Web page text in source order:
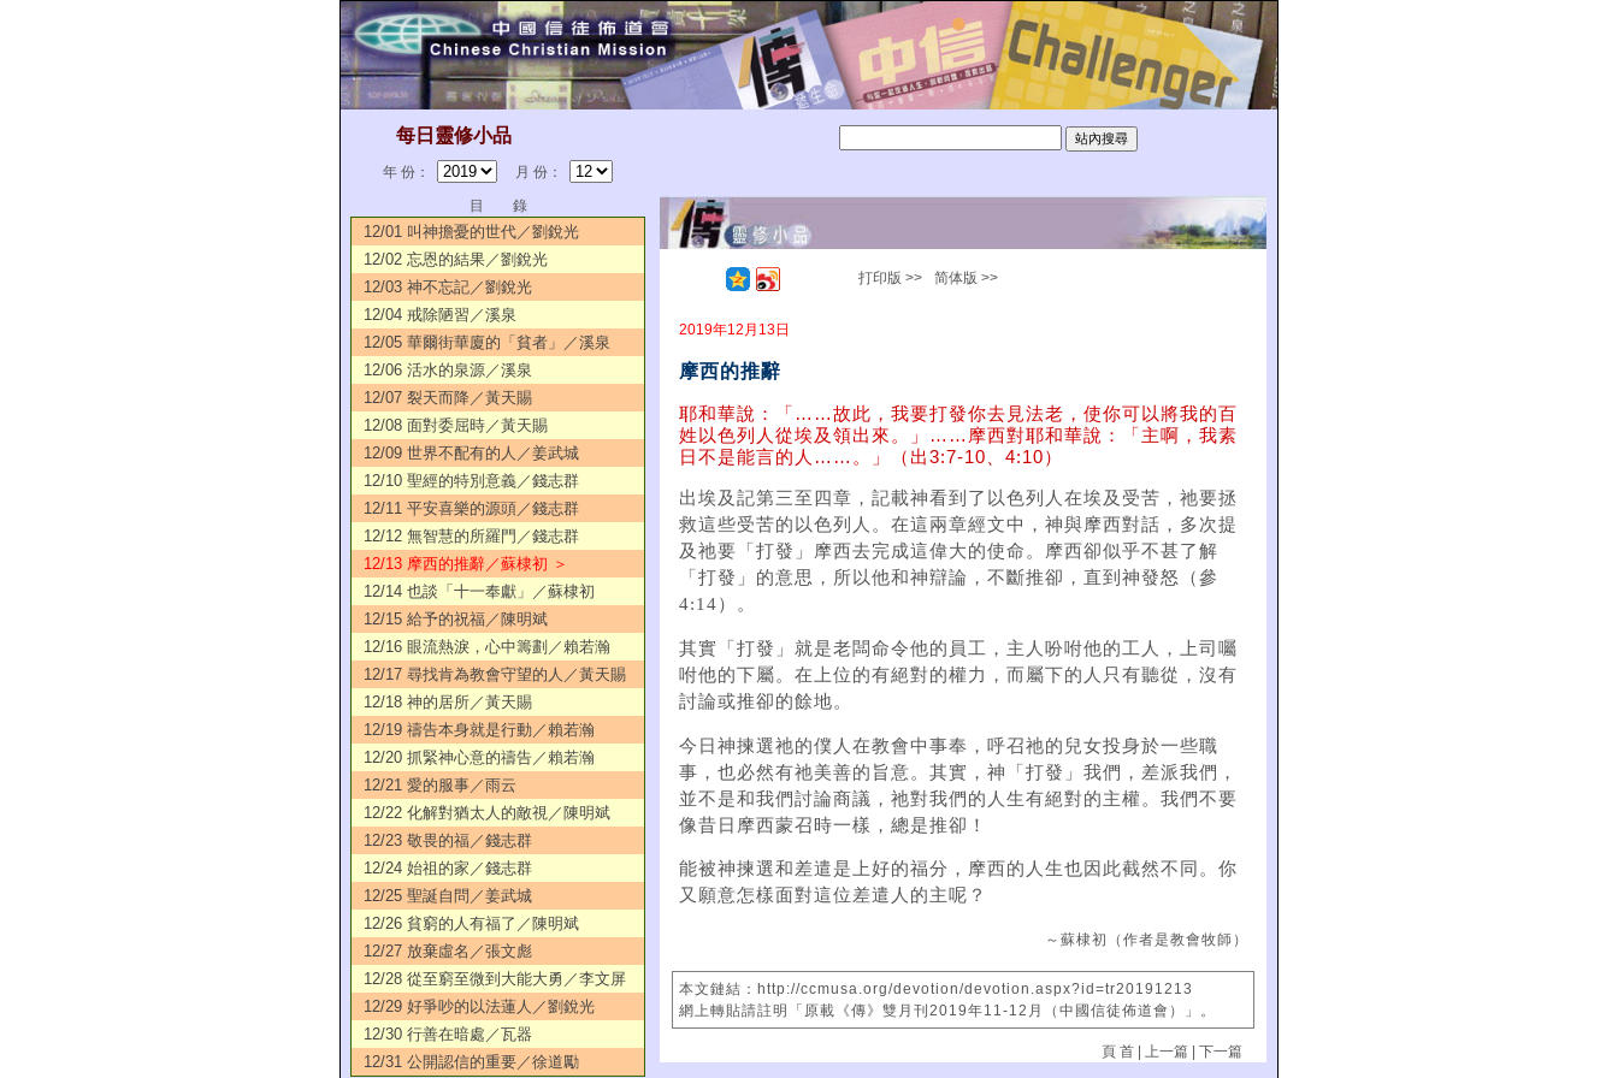
每日靈修小品
年 份：
月 份：
目 錄
12/01 叫神擔憂的世代／劉銳光
12/02 忘恩的結果／劉銳光
12/03 神不忘記／劉銳光
12/04 戒除陋習／溪泉
12/05 華爾街華廈的「貧者」／溪泉
12/06 活水的泉源／溪泉
12/07 裂天而降／黃天賜
12/08 面對委屈時／黃天賜
12/09 世界不配有的人／姜武城
12/10 聖經的特別意義／錢志群
12/11 平安喜樂的源頭／錢志群
12/12 無智慧的所羅門／錢志群
12/13 摩西的推辭／蘇棣初 ＞
12/14 也談「十一奉獻」／蘇棣初
12/15 給予的祝福／陳明斌
12/16 眼流熱淚，心中籌劃／賴若瀚
12/17 尋找肯為教會守望的人／黃天賜
12/18 神的居所／黃天賜
12/19 禱告本身就是行動／賴若瀚
12/20 抓緊神心意的禱告／賴若瀚
12/21 愛的服事／雨云
12/22 化解對猶太人的敵視／陳明斌
12/23 敬畏的福／錢志群
12/24 始祖的家／錢志群
12/25 聖誕自問／姜武城
12/26 貧窮的人有福了／陳明斌
12/27 放棄虛名／張文彪
12/28 從至窮至微到大能大勇／李文屏
12/29 好爭吵的以法蓮人／劉銳光
12/30 行善在暗處／瓦器
12/31 公開認信的重要／徐道勵
打印版 >> 简体版 >>
2019年12月13日
摩西的推辭
耶和華說：「……故此，我要打發你去見法老，使你可以將我的百
姓以色列人從埃及領出來。」……摩西對耶和華說：「主啊，我素
日不是能言的人……。」（出3:7-10、4:10）
出埃及記第三至四章，記載神看到了以色列人在埃及受苦，祂要拯
救這些受苦的以色列人。在這兩章經文中，神與摩西對話，多次提
及祂要「打發」摩西去完成這偉大的使命。摩西卻似乎不甚了解
「打發」的意思，所以他和神辯論，不斷推卻，直到神發怒（參
4:14）。
其實「打發」就是老闆命令他的員工，主人吩咐他的工人，上司囑
咐他的下屬。在上位的有絕對的權力，而屬下的人只有聽從，沒有
討論或推卻的餘地。
今日神揀選祂的僕人在教會中事奉，呼召祂的兒女投身於一些職
事，也必然有祂美善的旨意。其實，神「打發」我們，差派我們，
並不是和我們討論商議，祂對我們的人生有絕對的主權。我們不要
像昔日摩西蒙召時一樣，總是推卻！
能被神揀選和差遣是上好的福分，摩西的人生也因此截然不同。你
又願意怎樣面對這位差遣人的主呢？
～蘇棣初（作者是教會牧師）
本文鏈結：http://ccmusa.org/devotion/devotion.aspx?id=tr20191213
網上轉貼請註明「原載《傳》雙月刊2019年11-12月（中國信徒佈道會）」。
頁 首 |上一篇 |下一篇